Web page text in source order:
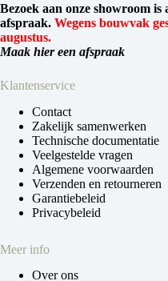
Bezoek aan onze showroom is
afspraak. Wegens bouwvak
augustus.
Maak hier een afspraak
Klantenservice
Contact
Zakelijk samenwerken
Technische documentatie
Veelgestelde vragen
Algemene voorwaarden
Verzenden en retourneren
Garantiebeleid
Privacybeleid
Meer info
Over ons